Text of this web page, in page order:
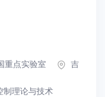
重点实验室
吉
制理论与技术